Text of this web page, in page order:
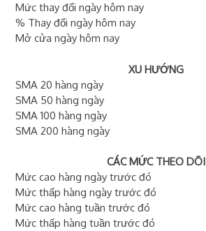
Mức thay đổi ngày hôm nay
% Thay đổi ngày hôm nay
Mở cửa ngày hôm nay
XU HƯỚNG
SMA 20 hàng ngày
SMA 50 hàng ngày
SMA 100 hàng ngày
SMA 200 hàng ngày
CÁC MỨC THEO DÕI
Mức cao hàng ngày trước đó
Mức thấp hàng ngày trước đó
Mức cao hàng tuần trước đó
Mức thấp hàng tuần trước đó